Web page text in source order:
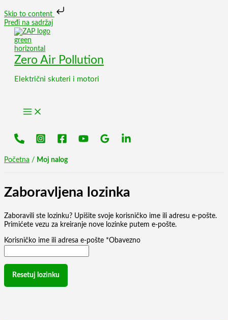
Skip to content
Pređi na sadržaj
Zero Air Pollution
Električni skuteri i motori
Početna / Moj nalog
Zaboravljena lozinka
Zaboravili ste lozinku? Upišite svoje korisničko ime ili adresu e-pošte.
Primićete vezu za kreiranje nove lozinke putem e-pošte.
Korisničko ime ili adresa e-pošte *Obavezno
Resetuj lozinku